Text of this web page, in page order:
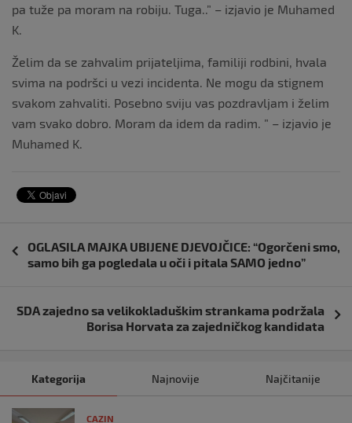
pa tuže pa moram na robiju. Tuga..” – izjavio je Muhamed
K.
Želim da se zahvalim prijateljima, familiji rodbini, hvala
svima na podršci u vezi incidenta. Ne mogu da stignem
svakom zahvaliti. Posebno sviju vas pozdravljam i želim
vam svako dobro. Moram da idem da radim. ” – izjavio je
Muhamed K.
objava
OGLASILA MAJKA UBIJENE DJEVOJČICE: “Ogorčeni smo,
samo bih ga pogledala u oči i pitala SAMO jedno”
SDA zajedno sa velikokladuškim strankama podržala
Borisa Horvata za zajedničkog kandidata
Kategorija Najnovije Najčitanije
CAZIN